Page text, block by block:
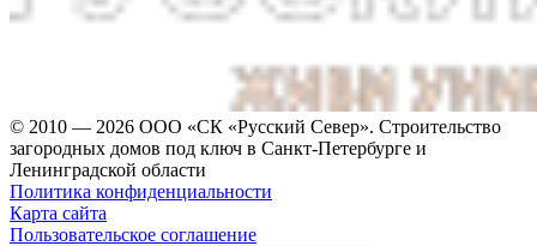
© 2010 — 2026 ООО «СК «Русский Север». Строительство
загородных домов под ключ в Санкт-Петербурге и
Ленинградской области
Политика конфиденциальности
Карта сайта
Пользовательское соглашение